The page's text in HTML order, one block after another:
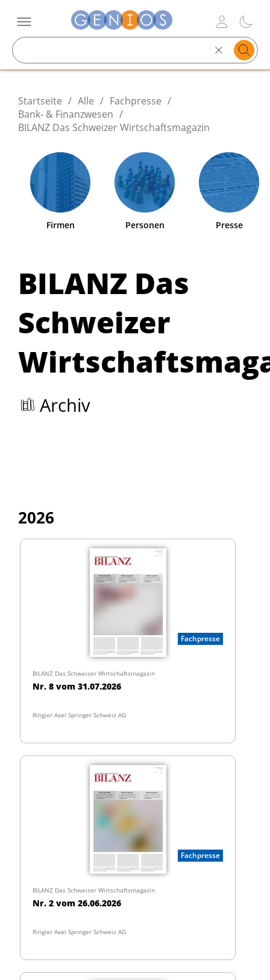
text
Startseite / Alle / Fachpresse /
Bank- & Finanzwesen /
BILANZ Das Schweizer Wirtschaftsmagazin
Firmen Personen Presse
BILANZ Das
Schweizer
Archiv
2026
Fachpresse
BILANZ Das Schweizer Wirtschaftsmagazin
Nr. 8 vom 31.07.2026
Ringier Axel Springer Schweiz AG
Fachpresse
BILANZ Das Schweizer Wirtschaftsmagazin
Nr. 2 vom 26.06.2026
Ringier Axel Springer Schweiz AG